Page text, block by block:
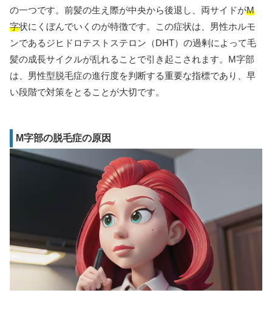
の一つです。前髪の生え際が中央から後退し、両サイドがM
字状にくぼんでいくのが特徴です。この症状は、男性ホルモ
ンであるジヒドロテストステロン（DHT）の過剰によって毛
髪の成長サイクルが乱れることで引き起こされます。M字部
は、男性型脱毛症の進行度を判断する重要な指標であり、早
い段階で対策をとることが大切です。
M字部の脱毛症の原因